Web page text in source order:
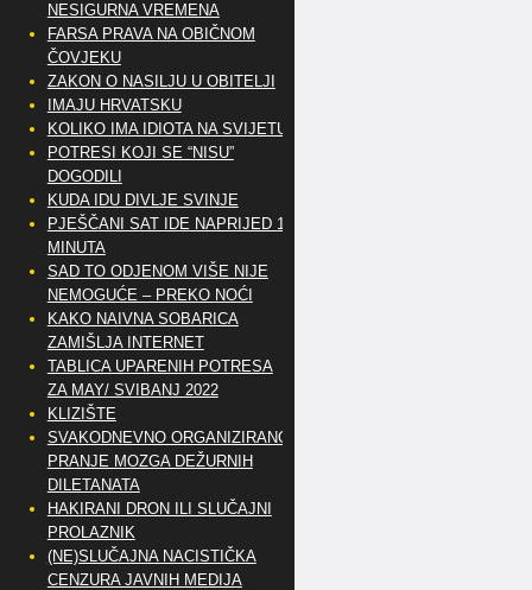
NESIGURNA VREMENA
FARSA PRAVA NA OBIČNOM
ČOVJEKU
ZAKON O NASILJU U OBITELJI
IMAJU HRVATSKU
KOLIKO IMA IDIOTA NA SVIJETU?
POTRESI KOJI SE “NISU”
DOGODILI
KUDA IDU DIVLJE SVINJE
PJEŠČANI SAT IDE NAPRIJED 10
MINUTA
SAD TO ODJENOM VIŠE NIJE
NEMOGUĆE – PREKO NOĆI
KAKO NAIVNA SOBARICA
ZAMIŠLJA INTERNET
TABLICA UPARENIH POTRESA
ZA MAY/ SVIBANJ 2022
KLIZIŠTE
SVAKODNEVNO ORGANIZIRANO
PRANJE MOZGA DEŽURNIH
DILETANATA
HAKIRANI DRON ILI SLUČAJNI
PROLAZNIK
(NE)SLUČAJNA NACISTIČKA
CENZURA JAVNIH MEDIJA